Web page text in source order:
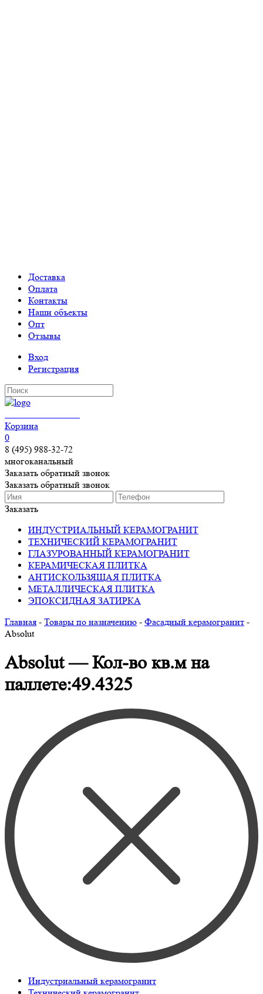
Доставка
Оплата
Контакты
Наши объекты
Опт
Отзывы
Вход
Регистрация
Корзина
0
8 (495) 988-32-72
многоканальный
Заказать обратный звонок
Заказать обратный звонок
Заказать
ИНДУСТРИАЛЬНЫЙ КЕРАМОГРАНИТ
ТЕХНИЧЕСКИЙ КЕРАМОГРАНИТ
ГЛАЗУРОВАННЫЙ КЕРАМОГРАНИТ
КЕРАМИЧЕСКАЯ ПЛИТКА
АНТИСКОЛЬЗЯЩАЯ ПЛИТКА
МЕТАЛЛИЧЕСКАЯ ПЛИТКА
ЭПОКСИДНАЯ ЗАТИРКА
Главная - Товары по назначению - Фасадный керамогранит -
Absolut
Absolut — Кол-во кв.м на
паллете:49.4325
Индустриальный керамогранит